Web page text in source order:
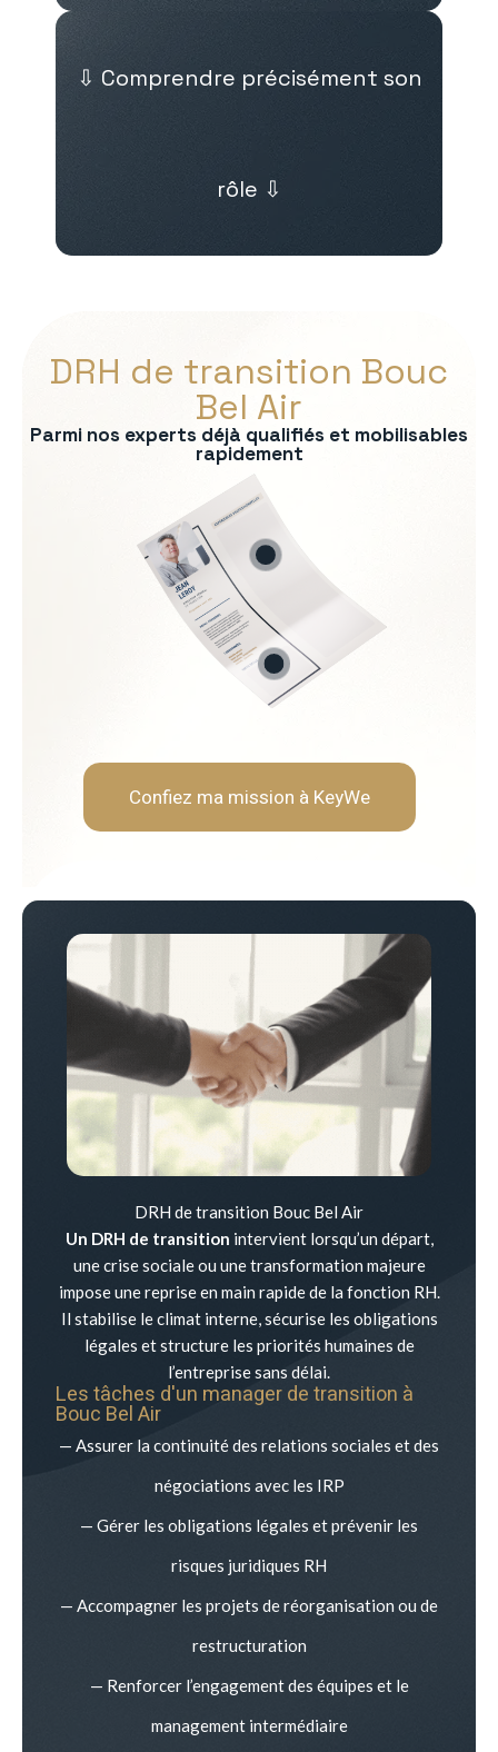
⇩ Comprendre précisément son
rôle ⇩
DRH de transition Bouc
Bel Air
Parmi nos experts déjà qualifiés et mobilisables
rapidement
Soft Skills recherchées :
Écoute et intelligence
Fermeté et équité
Gestion des tensions et
Confiez ma mission à KeyWe
DRH de transition Bouc Bel Air
Un DRH de transition intervient lorsqu’un départ,
une crise sociale ou une transformation majeure
impose une reprise en main rapide de la fonction RH.
Il stabilise le climat interne, sécurise les obligations
légales et structure les priorités humaines de
l’entreprise sans délai.
Les tâches d'un manager de transition à
Bouc Bel Air
— Assurer la continuité des relations sociales et des
négociations avec les IRP
— Gérer les obligations légales et prévenir les
risques juridiques RH
— Accompagner les projets de réorganisation ou de
restructuration
— Renforcer l’engagement des équipes et le
management intermédiaire